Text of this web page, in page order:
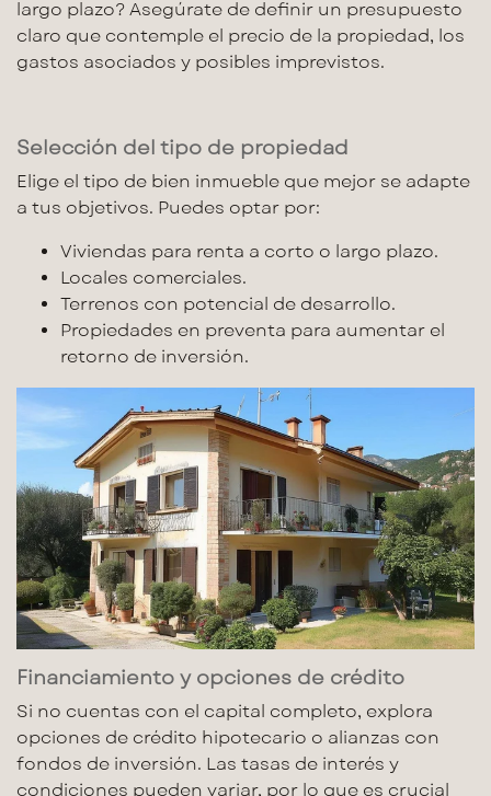
largo plazo? Asegúrate de definir un presupuesto
claro que contemple el precio de la propiedad, los
gastos asociados y posibles imprevistos.
Selección del tipo de propiedad
Elige el tipo de bien inmueble que mejor se adapte
a tus objetivos. Puedes optar por:
Viviendas para renta a corto o largo plazo.
Locales comerciales.
Terrenos con potencial de desarrollo.
Propiedades en preventa para aumentar el
retorno de inversión.
Financiamiento y opciones de crédito
Si no cuentas con el capital completo, explora
opciones de crédito hipotecario o alianzas con
fondos de inversión. Las tasas de interés y
condiciones pueden variar, por lo que es crucial